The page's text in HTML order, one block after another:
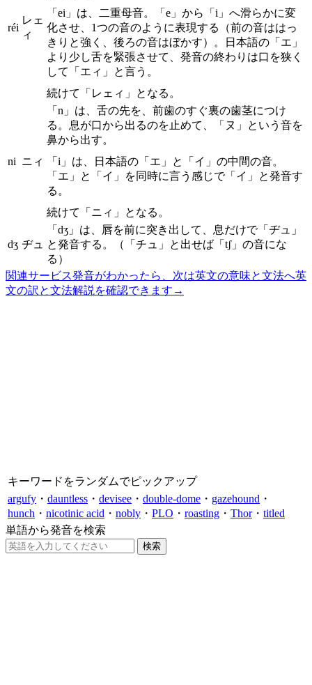
réi
レェ
ィ
「ei」は、二重母音。「e」から「i」へ滑らかに変
化させ、1つの音のように表現する（前の音ははっ
きりと強く、後ろの音はぼかす）。日本語の「エ」
より少し舌を緊張させて、発音の終わりは口を狭く
して「エィ」と言う。
続けて「レェィ」となる。
ni ニィ
「n」は、舌の先を、前歯のすぐ裏の歯茎につけ
る。息が口から出るのを止めて、「ヌ」という音を
鼻から出す。
「i」は、日本語の「エ」と「イ」の中間の音。
「エ」と「イ」を同時に言う感じで「イ」と発音す
る。
続けて「ニィ」となる。
dʒ ヂュ
「dʒ」は、唇を前に突き出して、息だけで「ヂュ」
と発音する。（「チュ」と出せば「tʃ」の音にな
る）
関連サービス発音がわかったら、次は英文の意味と文法へ英
文の訳と文法解説を確認できます →
キーワードをランダムでピックアップ
argufy ・ dauntless ・ devisee ・ double-dome ・ gazehound ・
hunch ・ nicotinic acid ・ nobly ・ PLO ・ roasting ・ Thor・ titled
単語から発音を検索